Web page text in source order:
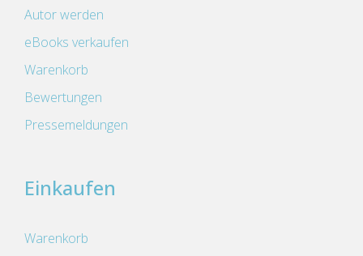
Autor werden
eBooks verkaufen
Warenkorb
Bewertungen
Pressemeldungen
Einkaufen
Warenkorb